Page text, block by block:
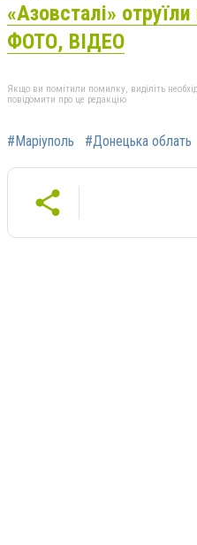
«Азовсталі»
ФОТО, ВІДЕО
Якщо ви помітили помилку, виділіть
повідомити про це редакцію
#Маріуполь #Донецька облать